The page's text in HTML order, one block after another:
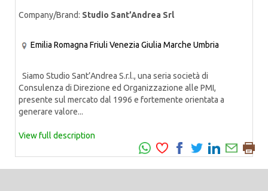
Company/Brand: Studio Sant’Andrea Srl
Emilia Romagna Friuli Venezia Giulia Marche Umbria
Siamo Studio Sant’Andrea S.r.l., una seria società di
Consulenza di Direzione ed Organizzazione alle PMI,
presente sul mercato dal 1996 e fortemente orientata a
generare valore...
View full description